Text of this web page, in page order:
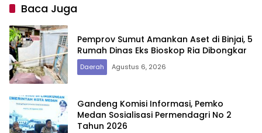
Baca Juga
Pemprov Sumut Amankan Aset di Binjai, 5
Rumah Dinas Eks Bioskop Ria Dibongkar
Daerah Agustus 6, 2026
Gandeng Komisi Informasi, Pemko
Medan Sosialisasi Permendagri No 2
Tahun 2026